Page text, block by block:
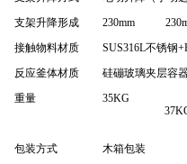
支架升降形成
230mm
接触物料材质
SUS316L不锈钢
反应釜体材质
硅磞玻璃夹层容
重量
35KG
包装方式 木箱包装